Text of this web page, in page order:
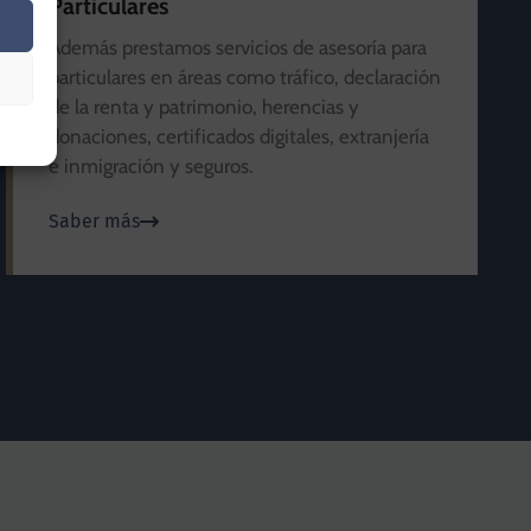
Particulares
Además prestamos servicios de asesoría para
particulares en áreas como tráfico, declaración
de la renta y patrimonio, herencias y
donaciones, certificados digitales, extranjería
e inmigración y seguros.
Saber más